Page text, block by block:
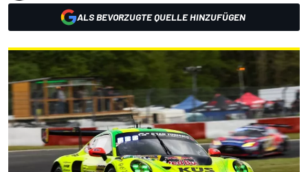
ALS BEVORZUGTE QUELLE HINZUFÜGEN